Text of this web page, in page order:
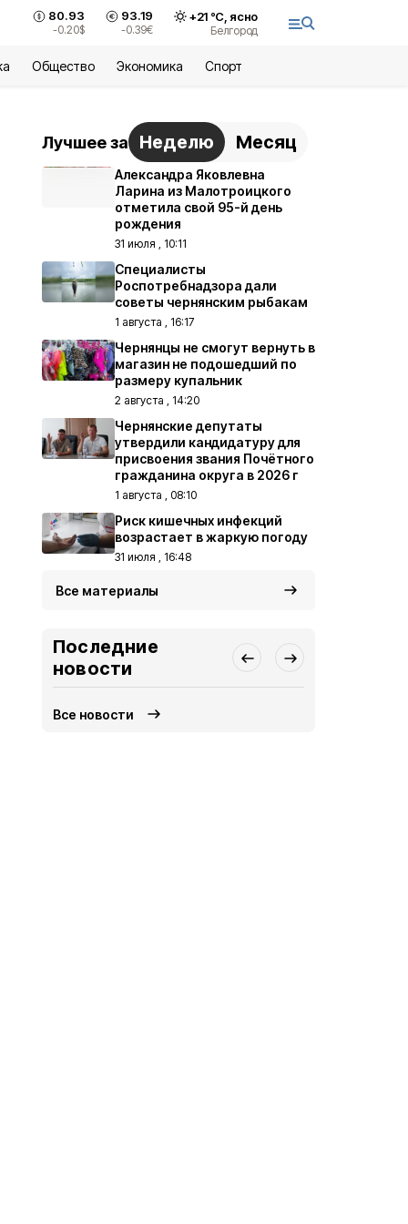
80.93
-0.20$
93.19
-0.39€
+21°С, ясно
Белгород
Общество Экономика Спорт
Лучшее за Неделю Месяц
Александра Яковлевна
Ларина из Малотроицкого
отметила свой 95-й день
рождения
31 июля , 10:11
Специалисты
Роспотребнадзора дали
советы чернянским рыбакам
1 августа , 16:17
Чернянцы не смогут вернуть в
магазин не подошедший по
размеру купальник
2 августа , 14:20
Чернянские депутаты
утвердили кандидатуру для
присвоения звания Почётного
гражданина округа в 2026 г
1 августа , 08:10
Риск кишечных инфекций
возрастает в жаркую погоду
31 июля , 16:48
Все материалы
Последние
новости
Все новости